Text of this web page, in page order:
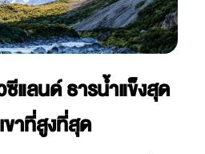
แลนด์ ธารน้ำแข็งสุด
าที่สูงที่สุด